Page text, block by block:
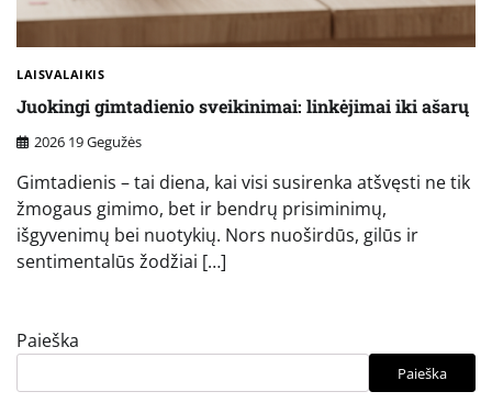
LAISVALAIKIS
Juokingi gimtadienio sveikinimai: linkėjimai iki ašarų
2026 19 Gegužės
Gimtadienis – tai diena, kai visi susirenka atšvęsti ne tik
žmogaus gimimo, bet ir bendrų prisiminimų,
išgyvenimų bei nuotykių. Nors nuoširdūs, gilūs ir
sentimentalūs žodžiai […]
Paieška
Paieška